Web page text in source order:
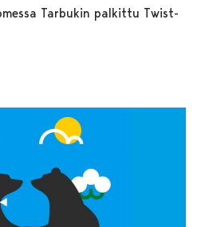
Tarbukin palkittu Twist-